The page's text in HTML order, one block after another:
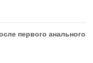
первого анального